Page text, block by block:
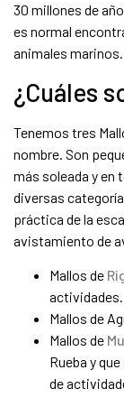
30 millones de
es normal
animales
¿Cuáles
Tenemos tres
nombre. Son
más soleada y en
diversas
práctica de la
avistamiento de
Mallos de
actividades.
Mallos de
Mallos de
Rueba y
de